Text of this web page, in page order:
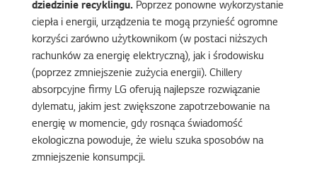
dziedzinie recyklingu. Poprzez ponowne wykorzystanie
ciepła i energii, urządzenia te mogą przynieść ogromne
korzyści zarówno użytkownikom (w postaci niższych
rachunków za energię elektryczną), jak i środowisku
(poprzez zmniejszenie zużycia energii). Chillery
absorpcyjne firmy LG oferują najlepsze rozwiązanie
dylematu, jakim jest zwiększone zapotrzebowanie na
energię w momencie, gdy rosnąca świadomość
ekologiczna powoduje, że wielu szuka sposobów na
zmniejszenie konsumpcji.